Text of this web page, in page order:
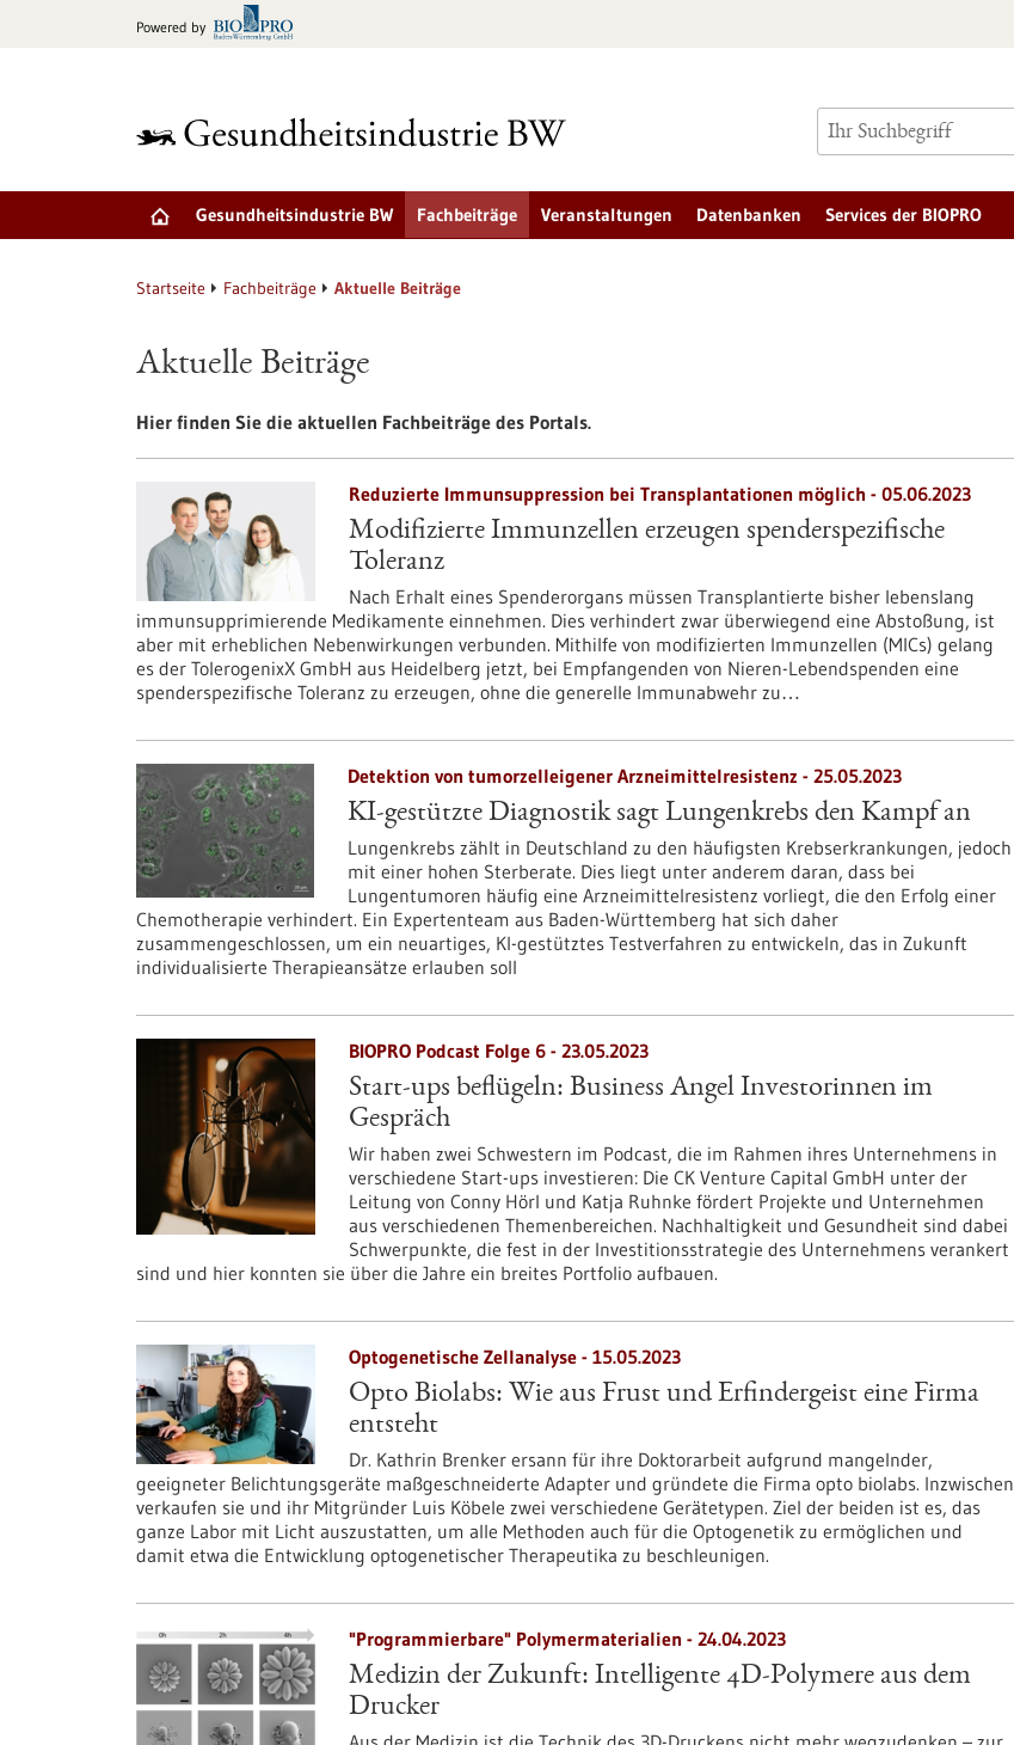
Powered by
Gesundheitsindustrie BW Fachbeiträge Veranstaltungen Datenbanken Services der BIOPRO
Startseite Fachbeiträge Aktuelle Beiträge
Aktuelle Beiträge
Hier finden Sie die aktuellen Fachbeiträge des Portals.
Reduzierte Immunsuppression bei Transplantationen möglich - 05.06.2023
Modifizierte Immunzellen erzeugen spenderspezifische
Toleranz
Nach Erhalt eines Spenderorgans müssen Transplantierte bisher lebenslang
immunsupprimierende Medikamente einnehmen. Dies verhindert zwar überwiegend eine Abstoßung, ist
aber mit erheblichen Nebenwirkungen verbunden. Mithilfe von modifizierten Immunzellen (MICs) gelang
es der TolerogenixX GmbH aus Heidelberg jetzt, bei Empfangenden von Nieren-Lebendspenden eine
spenderspezifische Toleranz zu erzeugen, ohne die generelle Immunabwehr zu…
Detektion von tumorzelleigener Arzneimittelresistenz - 25.05.2023
KI-gestützte Diagnostik sagt Lungenkrebs den Kampf an
Lungenkrebs zählt in Deutschland zu den häufigsten Krebserkrankungen, jedoch
mit einer hohen Sterberate. Dies liegt unter anderem daran, dass bei
Lungentumoren häufig eine Arzneimittelresistenz vorliegt, die den Erfolg einer
Chemotherapie verhindert. Ein Expertenteam aus Baden-Württemberg hat sich daher
zusammengeschlossen, um ein neuartiges, KI-gestütztes Testverfahren zu entwickeln, das in Zukunft
individualisierte Therapieansätze erlauben soll
BIOPRO Podcast Folge 6 - 23.05.2023
Start-ups beflügeln: Business Angel Investorinnen im
Gespräch
Wir haben zwei Schwestern im Podcast, die im Rahmen ihres Unternehmens in
verschiedene Start-ups investieren: Die CK Venture Capital GmbH unter der
Leitung von Conny Hörl und Katja Ruhnke fördert Projekte und Unternehmen
aus verschiedenen Themenbereichen. Nachhaltigkeit und Gesundheit sind dabei
Schwerpunkte, die fest in der Investitionsstrategie des Unternehmens verankert
sind und hier konnten sie über die Jahre ein breites Portfolio aufbauen.
Optogenetische Zellanalyse - 15.05.2023
Opto Biolabs: Wie aus Frust und Erfindergeist eine Firma
entsteht
Dr. Kathrin Brenker ersann für ihre Doktorarbeit aufgrund mangelnder,
geeigneter Belichtungsgeräte maßgeschneiderte Adapter und gründete die Firma opto biolabs. Inzwischen
verkaufen sie und ihr Mitgründer Luis Köbele zwei verschiedene Gerätetypen. Ziel der beiden ist es, das
ganze Labor mit Licht auszustatten, um alle Methoden auch für die Optogenetik zu ermöglichen und
damit etwa die Entwicklung optogenetischer Therapeutika zu beschleunigen.
"Programmierbare" Polymermaterialien - 24.04.2023
Medizin der Zukunft: Intelligente 4D-Polymere aus dem
Drucker